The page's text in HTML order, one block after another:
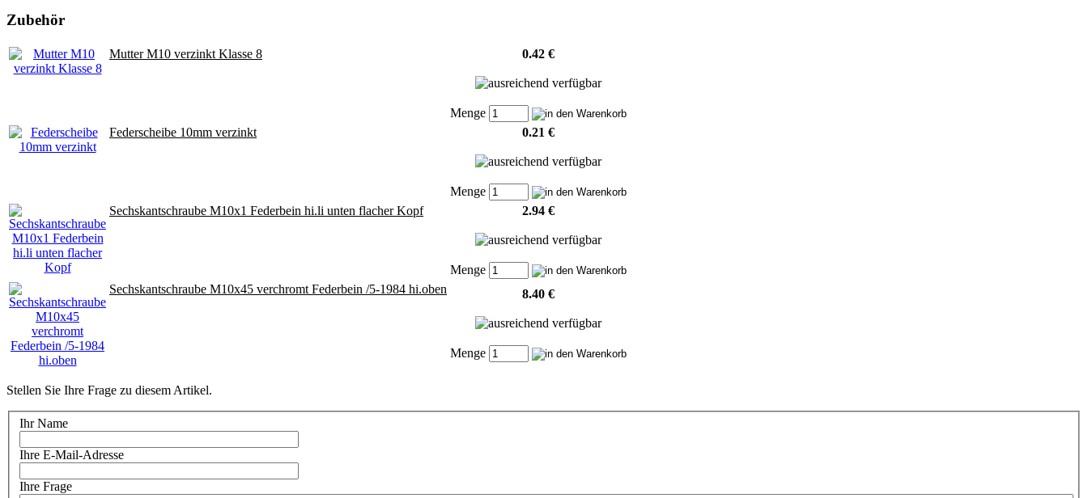
Zubehör
Mutter M10 verzinkt Klasse 8 0.42 €
Menge
Federscheibe 10mm verzinkt
0.21 €
Menge
Sechskantschraube M10x1 Federbein hi.li unten flacher Kopf
2.94 €
Menge
Sechskantschraube M10x45 verchromt Federbein /5-1984 hi.oben
8.40 €
Menge
Stellen Sie Ihre Frage zu diesem Artikel.
Ihr Name
Ihre E-Mail-Adresse
Ihre Frage